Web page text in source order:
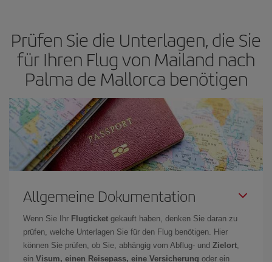
früherSie Ihre Flüge buchen. Wenn Sie außerdem bei der Suche
nach Flügen die Reisedaten und -zeiten ein wenig offen lassen,
können Sie unterden günstigsten Preisen wählen.
Prüfen Sie die Unterlagen, die Sie
für Ihren Flug von Mailand nach
Palma de Mallorca benötigen
Allgemeine Dokumentation
Wenn Sie Ihr Flugticket gekauft haben, denken Sie daran zu
prüfen, welche Unterlagen Sie für den Flug benötigen. Hier
können Sie prüfen, ob Sie, abhängig vom Abflug- und Zielort,
ein Visum, einen Reisepass, eine Versicherung oder ein